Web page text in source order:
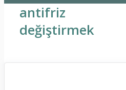
antifriz
değiştirmek